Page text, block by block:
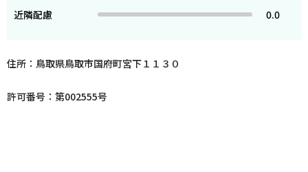
近隣配慮
0.0
住所：鳥取県鳥取市国府町宮下１１３０
許可番号：第002555号